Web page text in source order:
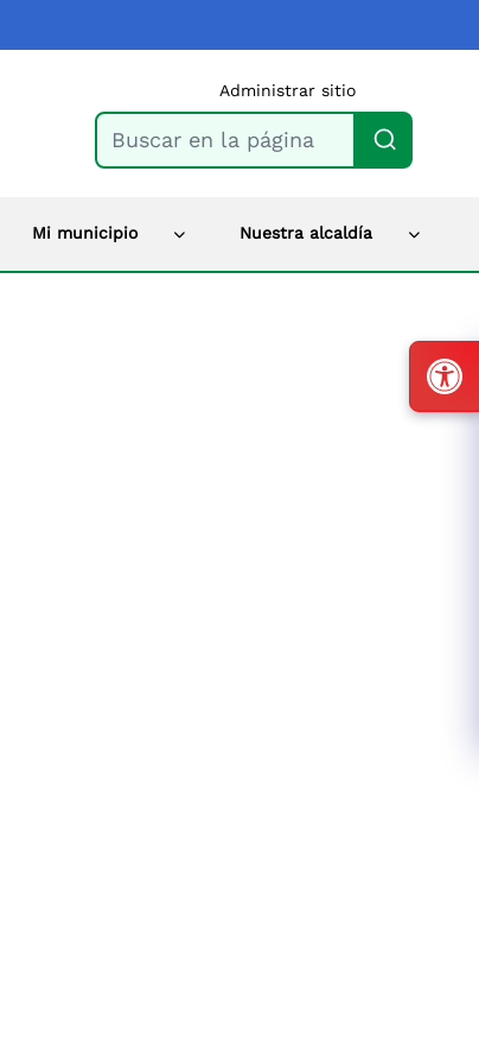
Administrar sitio
Buscar en la página
Mi municipio Nuestra alcaldía